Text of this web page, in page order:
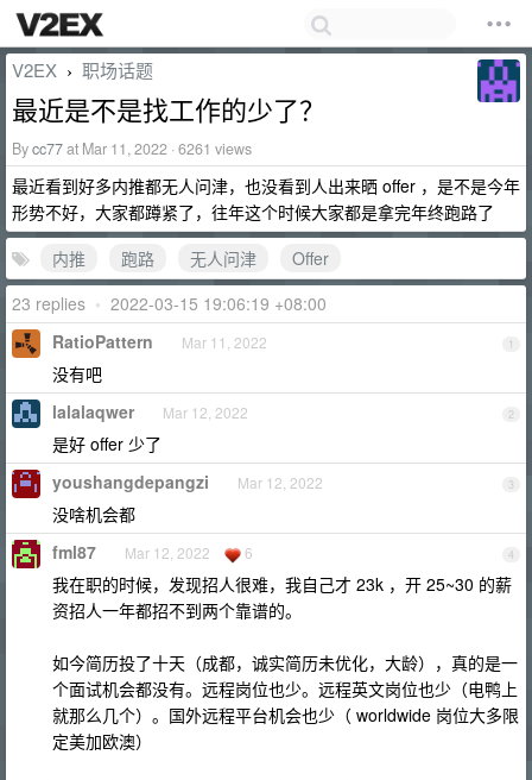
V2EX › 职场话题
最近是不是找工作的少了？
Bycc77at Mar 11, 2022 · 6261 views
最近看到好多内推都无人问津，也没看到人出来晒 offer ，是不是今年
形势不好，大家都蹲紧了，往年这个时候大家都是拿完年终跑路了
内推
跑路 无人问津
Offer
23 replies • 2022-03-15 19:06:19 +08:00
1
RatioPattern Mar 11, 2022
没有吧
2
lalalaqwer Mar 12, 2022
是好 offer 少了
3
youshangdepangzi Mar 12, 2022
没啥机会都
4
fml87 Mar 12, 2022 6
我在职的时候，发现招人很难，我自己才 23k ，开 25~30 的薪
资招人一年都招不到两个靠谱的。
如今简历投了十天（成都，诚实简历未优化，大龄），真的是一
个面试机会都没有。远程岗位也少。远程英文岗位也少（电鸭上
就那么几个）。国外远程平台机会也少（ worldwide 岗位大多限
定美加欧澳）